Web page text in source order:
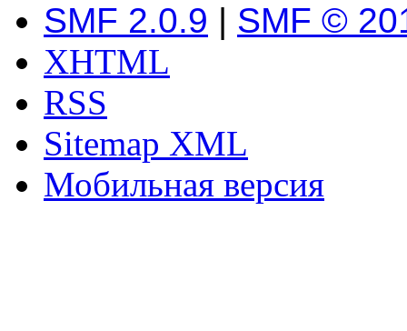
SMF 2.0.9 | SMF ©
XHTML
RSS
Sitemap XML
Мобильная версия